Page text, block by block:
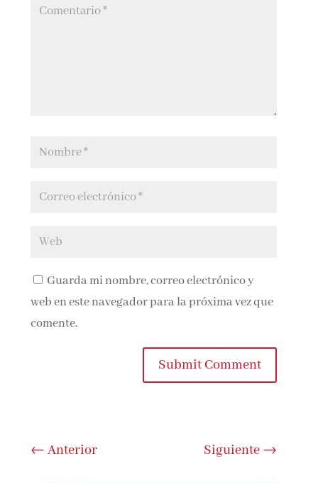
Guarda mi nombre, correo electrónico y
web en este navegador para la próxima vez que
comente.
Submit Comment
←Anterior Siguiente→